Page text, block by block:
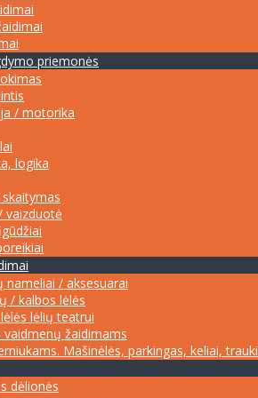
priemonės
/ motorika
logika
vaizduotė
nameliai / aksesuarai
/ kalbos lėlės
lėlių teatrui
vaidmenų žaidimams
Mašinėlės, parkingas, keliai,
dėlionės